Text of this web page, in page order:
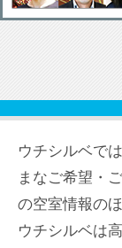
ウチシルベでは
まなご希望・
の空室情報の
ウチシルベは